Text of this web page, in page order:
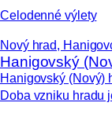
Celodenné výlety
Nový hrad,
Hanigovský
Hanigovský (Nový)
Doba vzniku hradu